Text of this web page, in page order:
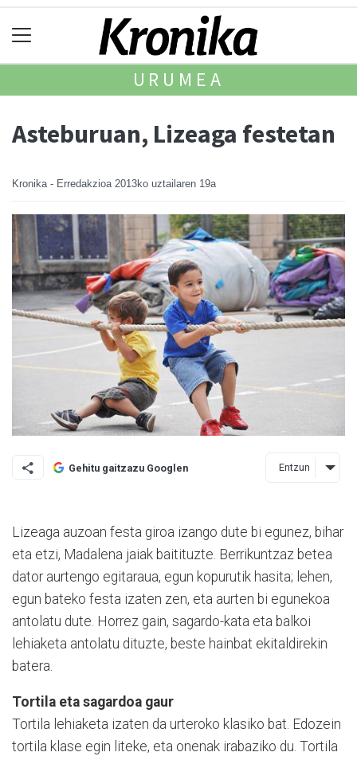
URUMEA
Asteburuan, Lizeaga festetan
Kronika - Erredakzioa 2013ko uztailaren 19a
Gehitu gaitzazu Googlen Entzun
Lizeaga auzoan festa giroa izango dute bi egunez, bihar
eta etzi, Madalena jaiak baitituzte. Berrikuntzaz betea
dator aurtengo egitaraua, egun kopurutik hasita; lehen,
egun bateko festa izaten zen, eta aurten bi egunekoa
antolatu dute. Horrez gain, sagardo-kata eta balkoi
lehiaketa antolatu dituzte, beste hainbat ekitaldirekin
batera.
Tortila eta sagardoa gaur
Tortila lehiaketa izaten da urteroko klasiko bat. Edozein
tortila klase egin liteke, eta onenak irabaziko du. Tortila